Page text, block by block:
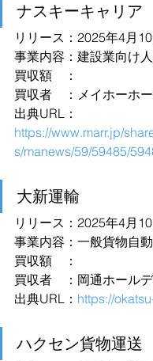
ナスキーキャリア
リリース：2025年4月
事業内容：建設業向け
買収額　：
買収者　：メイホーホ
出典URL：
https://www.marr.jp/
s/manews/59/59485/
大新運輸
リリース：2025年4月
事業内容：一般貨物自
買収額　：
買収者　：岡通ホール
出典URL： https://
ハクセン貨物運送